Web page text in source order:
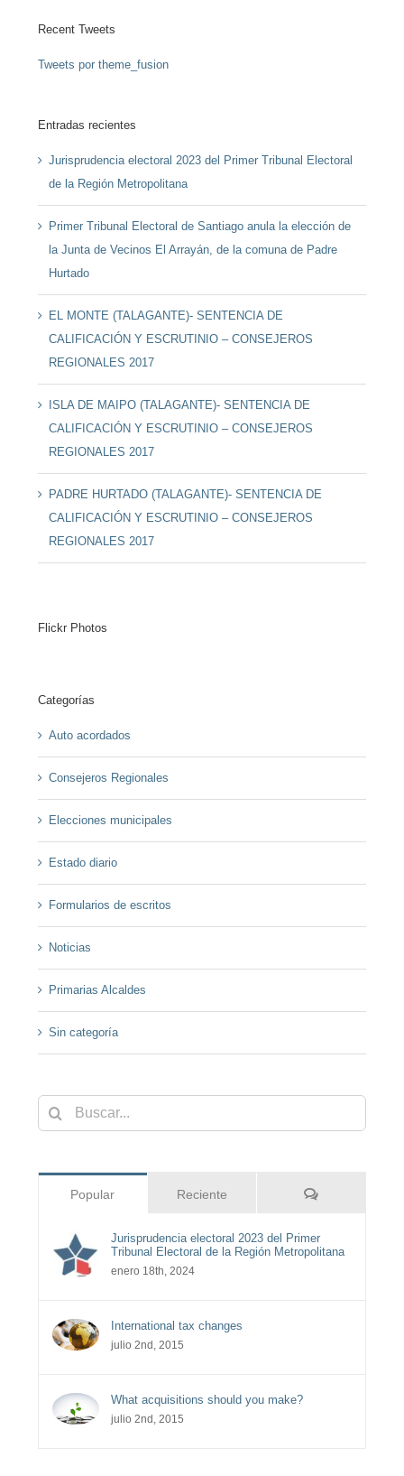
Recent Tweets
Tweets por theme_fusion
Entradas recientes
Jurisprudencia electoral 2023 del Primer Tribunal Electoral
de la Región Metropolitana
Primer Tribunal Electoral de Santiago anula la elección de
la Junta de Vecinos El Arrayán, de la comuna de Padre
Hurtado
EL MONTE (TALAGANTE)- SENTENCIA DE
CALIFICACIÓN Y ESCRUTINIO – CONSEJEROS
REGIONALES 2017
ISLA DE MAIPO (TALAGANTE)- SENTENCIA DE
CALIFICACIÓN Y ESCRUTINIO – CONSEJEROS
REGIONALES 2017
PADRE HURTADO (TALAGANTE)- SENTENCIA DE
CALIFICACIÓN Y ESCRUTINIO – CONSEJEROS
REGIONALES 2017
Flickr Photos
Categorías
Auto acordados
Consejeros Regionales
Elecciones municipales
Estado diario
Formularios de escritos
Noticias
Primarias Alcaldes
Sin categoría
Buscar:
Popular Reciente Comentarios
Jurisprudencia electoral 2023 del Primer
Tribunal Electoral de la Región Metropolitana
enero 18th, 2024
International tax changes
julio 2nd, 2015
What acquisitions should you make?
julio 2nd, 2015